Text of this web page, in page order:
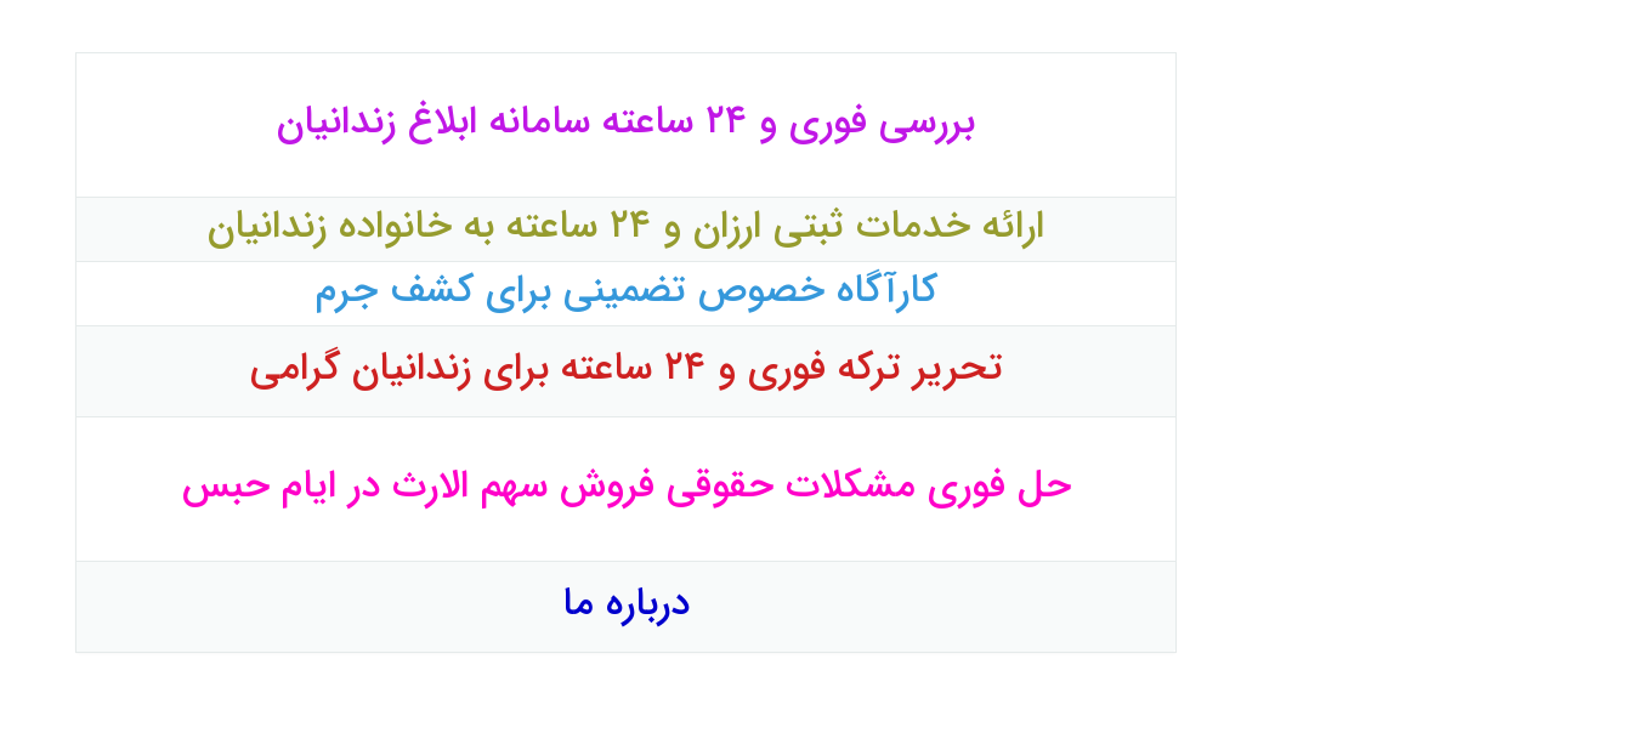
بررسی فوری و ۲۴ ساعته سامانه ابلاغ زندانیان
ارائه خدمات ثبتی ارزان و ۲۴ ساعته به خانواده زندانیان
کارآگاه خصوص تضمینی برای کشف جرم
تحریر ترکه فوری و ۲۴ ساعته برای زندانیان گرامی
حل فوری مشکلات حقوقی فروش سهم الارث در ایام حبس
درباره ما